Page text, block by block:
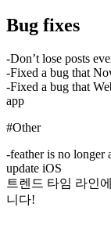
Bug fixes
-Don’t lose posts
-Fixed a bug that
-Fixed a bug that
app
#Other
-feather is no longer
update iOS
트렌드 타임 라인
니다!